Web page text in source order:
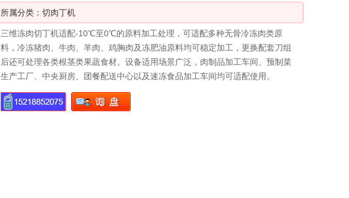
所属分类： 切肉丁机
三维冻肉切丁机适配-10℃至0℃的原料加工处理，可适配多种无骨冷冻肉类原
料，冷冻猪肉、牛肉、羊肉、鸡胸肉及冻肥油原料均可稳定加工，更换配套刀组
后还可处理各类根茎类果蔬食材。设备适用场景广泛，肉制品加工车间、预制菜
生产工厂、中央厨房、团餐配送中心以及速冻食品加工车间均可适配使用。